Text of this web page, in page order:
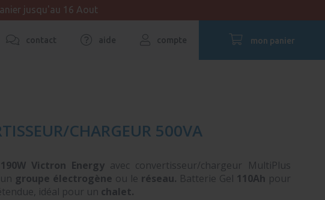
jusqu'au 16 Aout
contact aide compte mon panier
CHARGEUR 500VA
190W Victron Energy avec convertisseur/chargeur MultiPlus
groupe électrogène ou le réseau. Batterie Gel 110Ah pour
idéal pour un chalet.